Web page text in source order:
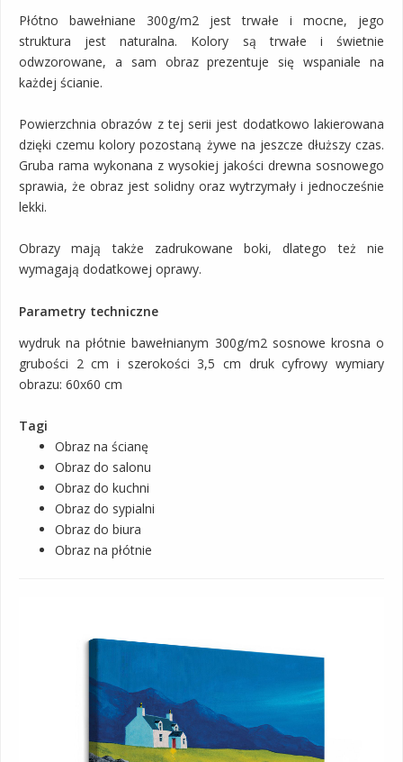
Płótno bawełniane 300g/m2 jest trwałe i mocne, jego
struktura jest naturalna. Kolory są trwałe i świetnie
odwzorowane, a sam obraz prezentuje się wspaniale na
każdej ścianie.
Powierzchnia obrazów z tej serii jest dodatkowo lakierowana
dzięki czemu kolory pozostaną żywe na jeszcze dłuższy czas.
Gruba rama wykonana z wysokiej jakości drewna sosnowego
sprawia, że obraz jest solidny oraz wytrzymały i jednocześnie
lekki.
Obrazy mają także zadrukowane boki, dlatego też nie
wymagają dodatkowej oprawy.
Parametry techniczne
wydruk na płótnie bawełnianym 300g/m2 sosnowe krosna o
grubości 2 cm i szerokości 3,5 cm druk cyfrowy wymiary
obrazu: 60x60 cm
Tagi
Obraz na ścianę
Obraz do salonu
Obraz do kuchni
Obraz do sypialni
Obraz do biura
Obraz na płótnie